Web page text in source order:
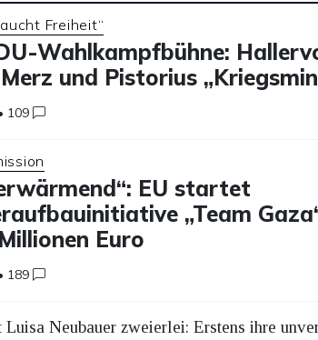
Freiheit“
Wahlkampfbühne:
und Pistorius
109
EU startet
„Team
Euro
189
Neubauer zweierlei: Erstens ihre